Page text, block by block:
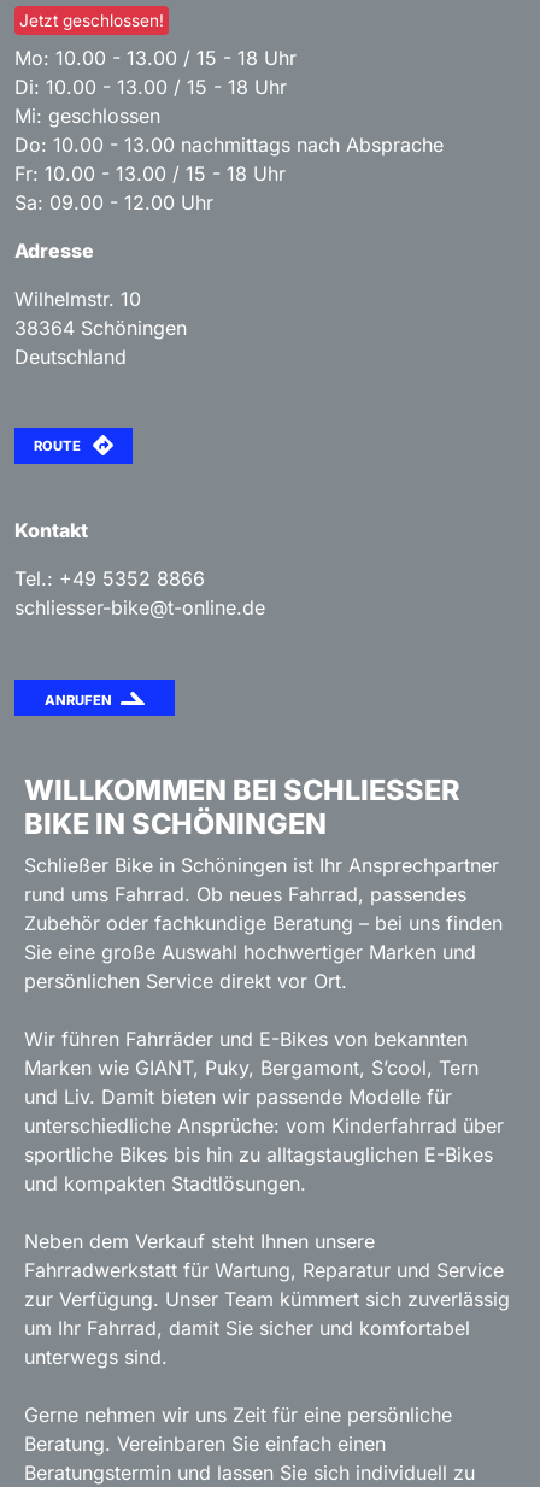
Jetzt geschlossen!
Mo: 10.00 - 13.00 / 15 - 18 Uhr
Di: 10.00 - 13.00 / 15 - 18 Uhr
Mi: geschlossen
Do: 10.00 - 13.00 nachmittags nach Absprache
Fr: 10.00 - 13.00 / 15 - 18 Uhr
Sa: 09.00 - 12.00 Uhr
Adresse
Wilhelmstr. 10
38364 Schöningen
Deutschland
ROUTE
Kontakt
Tel.: +49 5352 8866
schliesser-bike@t-online.de
ANRUFEN
WILLKOMMEN BEI SCHLIESSER B
IKE IN SCHÖNINGEN
Schließer Bike in Schöningen ist Ihr Ansprechpartner
rund ums Fahrrad. Ob neues Fahrrad, passendes
Zubehör oder fachkundige Beratung – bei uns finden
Sie eine große Auswahl hochwertiger Marken und
persönlichen Service direkt vor Ort.
Wir führen Fahrräder und E-Bikes von bekannten
Marken wie GIANT, Puky, Bergamont, S’cool, Tern
und Liv. Damit bieten wir passende Modelle für
unterschiedliche Ansprüche: vom Kinderfahrrad über
sportliche Bikes bis hin zu alltagstauglichen E-Bikes
und kompakten Stadtlösungen.
Neben dem Verkauf steht Ihnen unsere
Fahrradwerkstatt für Wartung, Reparatur und Service
zur Verfügung. Unser Team kümmert sich zuverlässig
um Ihr Fahrrad, damit Sie sicher und komfortabel
unterwegs sind.
Gerne nehmen wir uns Zeit für eine persönliche
Beratung. Vereinbaren Sie einfach einen
Beratungstermin und lassen Sie sich individuell zu